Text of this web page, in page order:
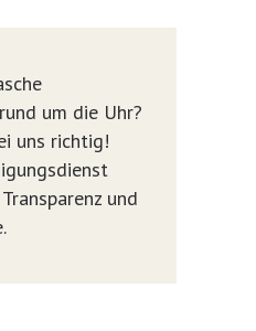
um die Uhr?
uns richtig!
und